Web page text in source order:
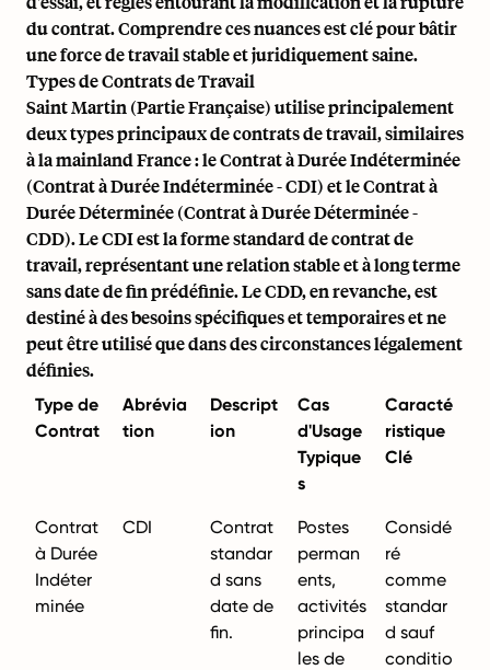
du contrat. Comprendre ces nuances est clé pour bâtir
une force de travail stable et juridiquement saine.
Types de Contrats de Travail
Saint Martin (Partie Française) utilise principalement
deux types principaux de contrats de travail, similaires
à la mainland France : le Contrat à Durée Indéterminée
(Contrat à Durée Indéterminée - CDI) et le Contrat à
Durée Déterminée (Contrat à Durée Déterminée -
CDD). Le CDI est la forme standard de contrat de
travail, représentant une relation stable et à long terme
sans date de fin prédéfinie. Le CDD, en revanche, est
destiné à des besoins spécifiques et temporaires et ne
peut être utilisé que dans des circonstances légalement
définies.
Type de
Contrat
Abrévia
tion
Descript
ion
Cas
d'Usage
Typique
s
Caracté
ristique
Clé
Contrat
à Durée
Indéter
minée
CDI
Contrat
standar
d sans
date de
fin.
Postes
perman
ents,
activités
principa
les de
Considé
ré
comme
standar
d sauf
conditio